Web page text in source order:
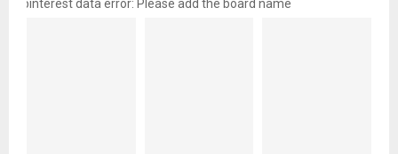
pinterest data error: Please add the board name